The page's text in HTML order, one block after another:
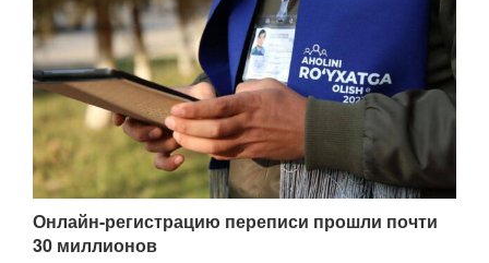
Онлайн-регистрацию переписи прошли почти
30 миллионов